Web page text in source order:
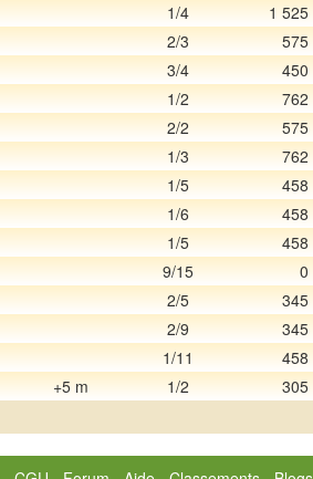
1/4 1 525
2/3 575
3/4 450
1/2 762
2/2 575
1/3 762
1/5 458
1/6 458
1/5 458
9/15 0
2/5 345
2/9 345
1/11 458
+5 m 1/2 305